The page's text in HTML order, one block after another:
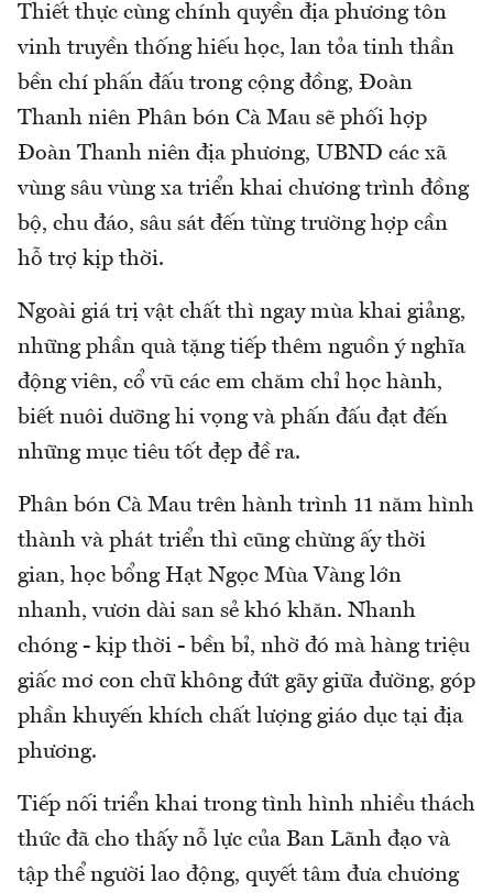
Thiết thực cùng chính quyền địa phương tôn
vinh truyền thống hiếu học, lan tỏa tinh thần
bền chí phấn đấu trong cộng đồng, Đoàn
Thanh niên Phân bón Cà Mau sẽ phối hợp
Đoàn Thanh niên địa phương, UBND các xã
vùng sâu vùng xa triển khai chương trình đồng
bộ, chu đáo, sâu sát đến từng trường hợp cần
hỗ trợ kịp thời.
Ngoài giá trị vật chất thì ngay mùa khai giảng,
những phần quà tặng tiếp thêm nguồn ý nghĩa
động viên, cổ vũ các em chăm chỉ học hành,
biết nuôi dưỡng hi vọng và phấn đấu đạt đến
những mục tiêu tốt đẹp đề ra.
Phân bón Cà Mau trên hành trình 11 năm hình
thành và phát triển thì cũng chừng ấy thời
gian, học bổng Hạt Ngọc Mùa Vàng lớn
nhanh, vươn dài san sẻ khó khăn. Nhanh
chóng - kịp thời - bền bỉ, nhờ đó mà hàng triệu
giấc mơ con chữ không đứt gãy giữa đường, góp
phần khuyến khích chất lượng giáo dục tại địa
phương.
Tiếp nối triển khai trong tình hình nhiều thách
thức đã cho thấy nỗ lực của Ban Lãnh đạo và
tập thể người lao động, quyết tâm đưa chương